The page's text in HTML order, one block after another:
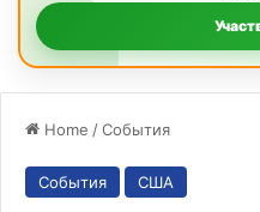
Home /События
События США